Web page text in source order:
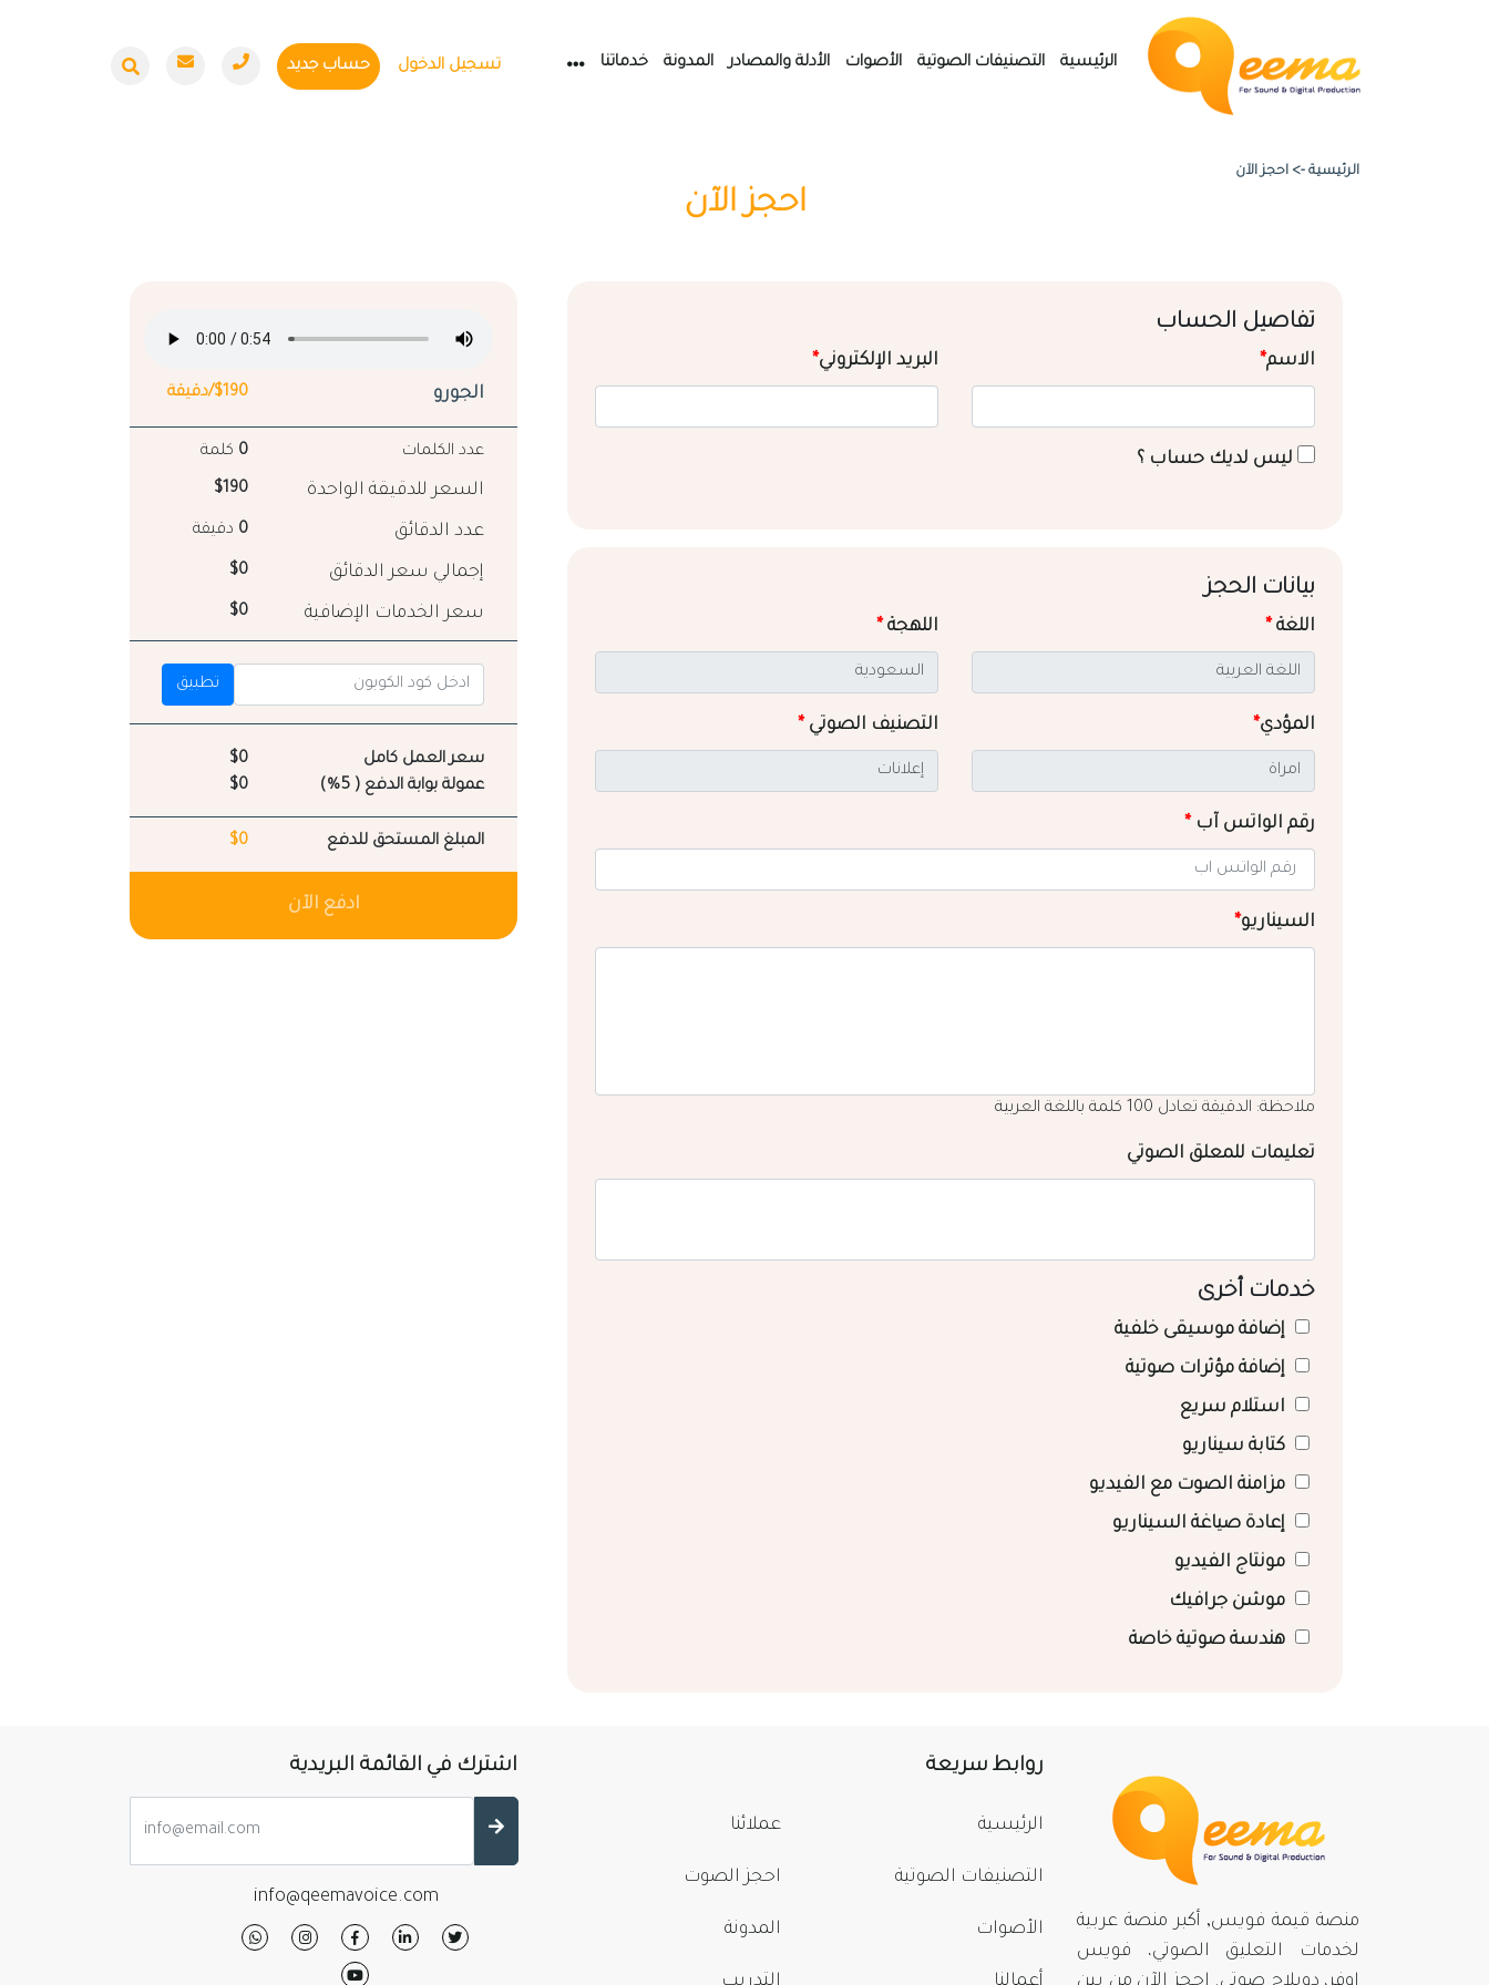
الرئيسية التصنيفات الصوتية الأصوات الأدلة والمصادر المدونة خدماتنا تسجيل الدخول حساب جديد
الرئيسية -> احجز الآن
احجز الآن
تفاصيل الحساب
الاسم* البريد الإلكتروني*
ليس لديك حساب ؟
بيانات الحجز
اللغة* اللهجة*
المؤدي* التصنيف الصوتي*
رقم الواتس آب*
السيناريو*
ملاحظة: الدقيقة تعادل 100 كلمة باللغة العربية
تعليمات للمعلق الصوتي
خدمات أخرى
إضافة موسيقى خلفية
إضافة مؤثرات صوتية
استلام سريع
كتابة سيناريو
مزامنة الصوت مع الفيديو
إعادة صياغة السيناريو
مونتاج الفيديو
موشن جرافيك
هندسة صوتية خاصة
الجورو $190/دقيقة
عدد الكلمات 0 كلمة
السعر للدقيقة الواحدة $190
عدد الدقائق 0 دقيقة
إجمالي سعر الدقائق $0
سعر الخدمات الإضافية $0
تطبيق
سعر العمل كامل
$0
عمولة بوابة الدفع ( 5%)
$0
المبلغ المستحق للدفع $0
ادفع الآن
منصة قيمة فويس, أكبر منصة عربية
لخدمات التعليق الصوتي، فويس
روابط سريعة
الرئيسية
التصنيفات الصوتية
الأصوات
عملائنا
احجز الصوت
المدونة
اشترك في القائمة البريدية
info@qeemavoice.com